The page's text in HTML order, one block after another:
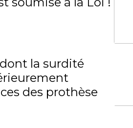
la surdité
des prothèse